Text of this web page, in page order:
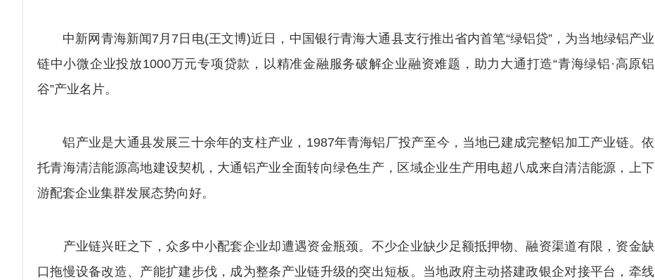
中新网青海新闻7月7日电(王文博)近日，中国银行青海大通县支行推出省内首笔“绿铝贷”，为当地绿铝产业
链中小微企业投放1000万元专项贷款，以精准金融服务破解企业融资难题，助力大通打造“青海绿铝·高原铝
谷”产业名片。
铝产业是大通县发展三十余年的支柱产业，1987年青海铝厂投产至今，当地已建成完整铝加工产业链。依
托青海清洁能源高地建设契机，大通铝产业全面转向绿色生产，区域企业生产用电超八成来自清洁能源，上下
游配套企业集群发展态势向好。
产业链兴旺之下，众多中小配套企业却遭遇资金瓶颈。不少企业缺少足额抵押物、融资渠道有限，资金缺
口拖慢设备改造、产能扩建步伐，成为整条产业链升级的突出短板。当地政府主动搭建政银企对接平台，牵线